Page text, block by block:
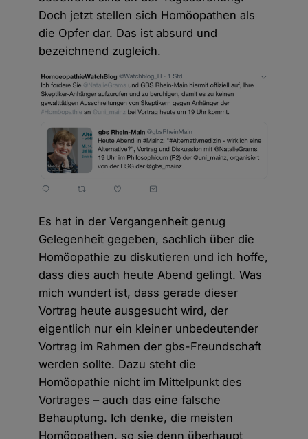
Doch jetzt stellen sich Homöopathen als
die Opfer dar. Das ist absurd und
bezeichnend zugleich.
Es hat in der Vergangenheit genug
Gelegenheit gegeben, sachlich über die
Homöopathie zu diskutieren und ich hoffe,
dass dies auch heute Abend gelingt. Was
mich wundert ist, dass gerade dieser
Vortrag heute ausgesucht wird, der
eigentlich nur ein kleiner unbedeutender
Vortrag im Rahmen der gbs-Freundschaft
werden sollte. Dazu steht die
Homöopathie nicht im Mittelpunkt des
Vortrages – auch das eine falsche
Behauptung. Ich denke, die meisten
Homöopathen, so sie denn überhaupt